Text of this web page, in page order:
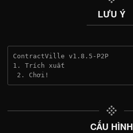
LƯU Ý
ContractVille v1.8.5-P2P
1. Trích xuất
2. Chơi!
CẤU HÌNH